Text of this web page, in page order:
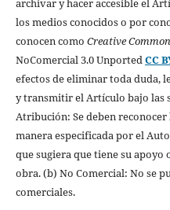
archivar y hacer accesible el
los medios conocidos o por
conocen como Creative
NoComercial 3.0 UnportedCC
efectos de eliminar toda duda,
y transmitir el Artículo bajo las
Atribución: Se deben
manera especificada por el
que sugiera que tiene su apoyo
obra. (b) No Comercial: No se
comerciales.